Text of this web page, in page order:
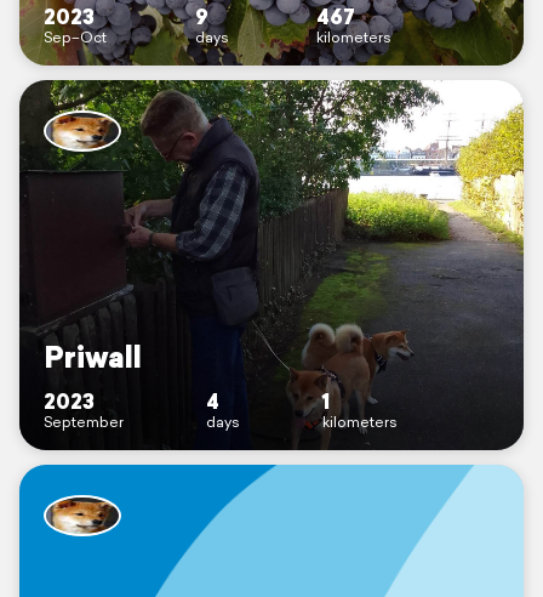
2023
Sep–Oct
9
days
467
kilometers
Priwall
2023
September
4
days
1
kilometers